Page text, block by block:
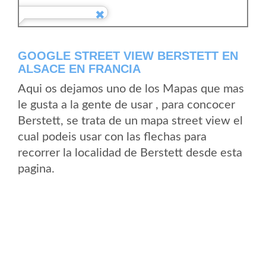
GOOGLE STREET VIEW BERSTETT EN
ALSACE EN FRANCIA
Aqui os dejamos uno de los Mapas que mas
le gusta a la gente de usar , para concocer
Berstett, se trata de un mapa street view el
cual podeis usar con las flechas para
recorrer la localidad de Berstett desde esta
pagina.